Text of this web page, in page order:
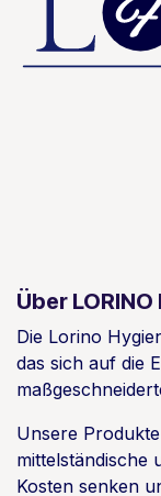
Über
Die Lorino
das sich auf die
Unsere
mittelständische
Kosten senken